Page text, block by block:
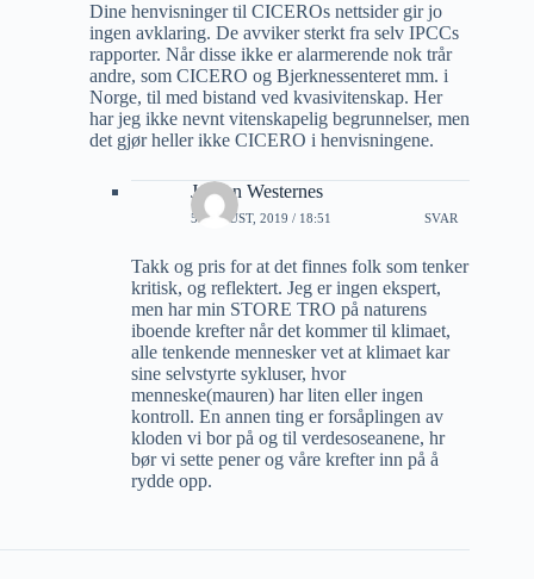
Dine henvisninger til CICEROs nettsider gir jo
ingen avklaring. De avviker sterkt fra selv IPCCs
rapporter. Når disse ikke er alarmerende nok trår
andre, som CICERO og Bjerknessenteret mm. i
Norge, til med bistand ved kvasivitenskap. Her
har jeg ikke nevnt vitenskapelig begrunnelser, men
det gjør heller ikke CICERO i henvisningene.
Jorunn Westernes
5 AUGUST, 2019 / 18:51 SVAR
Takk og pris for at det finnes folk som tenker
kritisk, og reflektert. Jeg er ingen ekspert,
men har min STORE TRO på naturens
iboende krefter når det kommer til klimaet,
alle tenkende mennesker vet at klimaet kar
sine selvstyrte sykluser, hvor
menneske(mauren) har liten eller ingen
kontroll. En annen ting er forsåplingen av
kloden vi bor på og til verdesoseanene, hr
bør vi sette pener og våre krefter inn på å
rydde opp.